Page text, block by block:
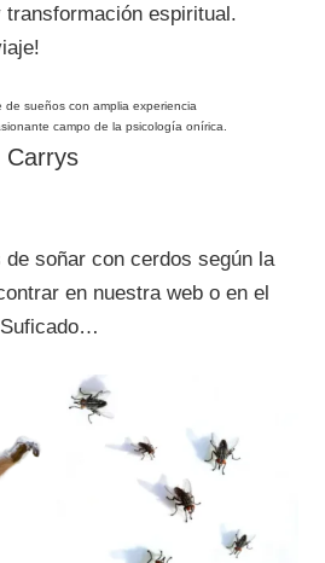
espiritual.
de sueños con amplia experiencia
campo de la psicología onírica.
Carrys
soñar con cerdos según la
en nuestra web o en el
Suficado…